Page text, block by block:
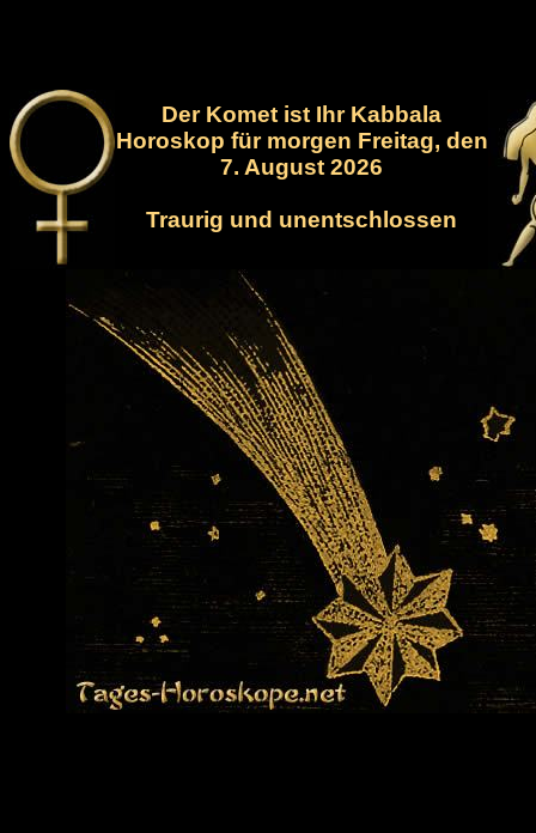
Der Komet ist Ihr Kabbala
Horoskop für morgen Freitag, den
7. August 2026
Traurig und unentschlossen